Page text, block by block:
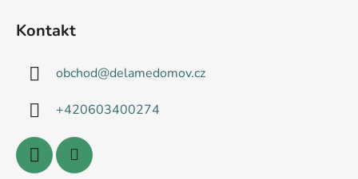
Kontakt
obchod@delamedomov.cz
+420603400274